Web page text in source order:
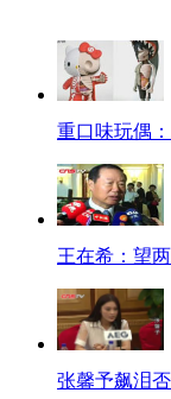
重口味玩偶
王在希：望
张馨予飙泪